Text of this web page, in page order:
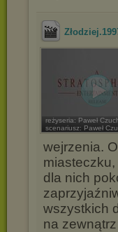
reżyseria: Paweł
scenariusz: Paweł
wejrzenia.
dla nich
wszystkich
na